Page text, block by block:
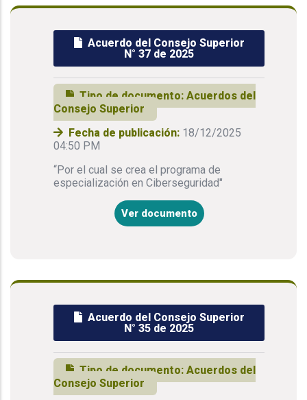
Acuerdo del Consejo Superior
N° 37 de 2025
Tipo de documento: Acuerdos del
Consejo Superior
Fecha de publicación: 18/12/2025
04:50 PM
“Por el cual se crea el programa de
especialización en Ciberseguridad"
Ver documento
Acuerdo del Consejo Superior
N° 35 de 2025
Tipo de documento: Acuerdos del
Consejo Superior